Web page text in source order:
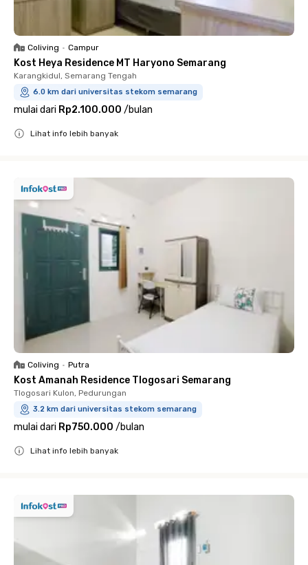
Coliving • Campur
Kost Heya Residence MT Haryono Semarang
Karangkidul, Semarang Tengah
6.0 km dari universitas stekom semarang
mulai dari Rp2.100.000 /bulan
Lihat info lebih banyak
Coliving • Putra
Kost Amanah Residence Tlogosari Semarang
Tlogosari Kulon, Pedurungan
3.2 km dari universitas stekom semarang
mulai dari Rp750.000 /bulan
Lihat info lebih banyak